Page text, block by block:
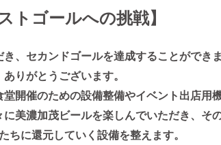
トゴールへの挑戦】
、セカンドゴールを達成することができ
ありがとうございます。
開催のための設備整備やイベント出店用
美濃加茂ビールを楽しんでいただき、そ
ちに還元していく設備を整えます。